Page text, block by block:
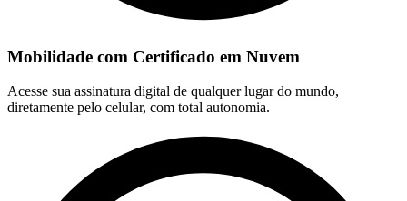
Mobilidade com Certificado em Nuvem
Acesse sua assinatura digital de qualquer lugar do mundo,
diretamente pelo celular, com total autonomia.